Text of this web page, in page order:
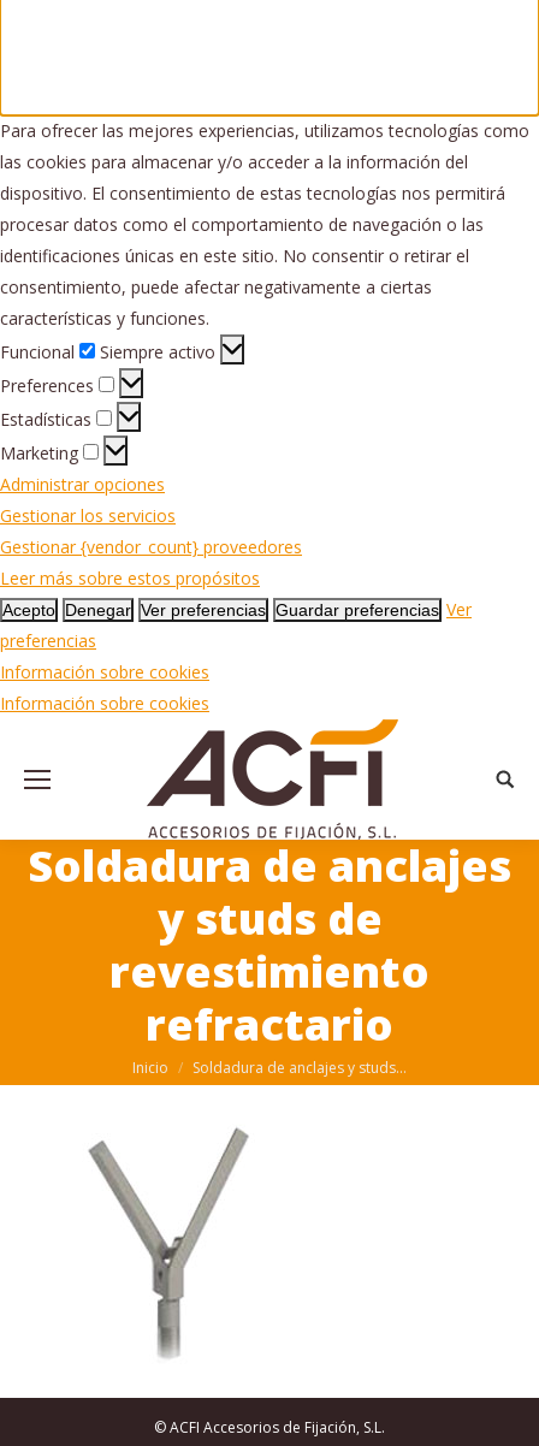
Para ofrecer las mejores experiencias, utilizamos tecnologías como
las cookies para almacenar y/o acceder a la información del
dispositivo. El consentimiento de estas tecnologías nos permitirá
procesar datos como el comportamiento de navegación o las
identificaciones únicas en este sitio. No consentir o retirar el
consentimiento, puede afectar negativamente a ciertas
características y funciones.
Funcional
Funcional
Siempre activo
Preferences
Preferences
Estadísticas
Estadísticas
Marketing
Marketing
Administrar opciones
Gestionar los servicios
Gestionar {vendor_count} proveedores
Leer más sobre estos propósitos
Acepto Denegar Ver preferencias Guardar preferencias Ver
preferencias
Información sobre cookies
Información sobre cookies
Soldadura de anclajes
y studs de
revestimiento
refractario
Inicio Soldadura de anclajes y studs…
© ACFI Accesorios de Fijación, S.L.